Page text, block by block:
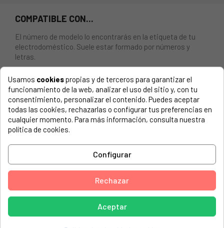
COMPATIBLE CON...
El número de modelo lo encontrarás en la etiqueta de tu
electrodoméstico. Suele estar formado por números y
letras.
SENSOR TEMPERATURA PARA FRIGORÍFICOS HAIER
HAIER, A2FE635CB
HAIER, A2FE635CCJ(UK)
HAIER, A2FE635CFJ
HAIER, A2FE635CFJ(UK)
Usamos cookiespropias y de terceros para garantizar el
funcionamiento de la web, analizar el uso del sitio y, con tu
consentimiento, personalizar el contenido. Puedes aceptar
todas las cookies, rechazarlas o configurar tus preferencias en
cualquier momento. Para más información, consulta nuestra
política de cookies.
Configurar
Rechazar
Aceptar